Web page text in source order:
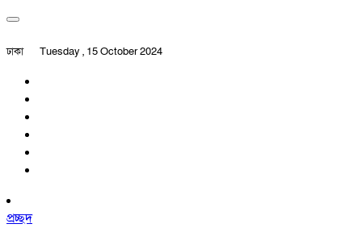
ঢাকা Tuesday , 15 October 2024
প্রচ্ছদ